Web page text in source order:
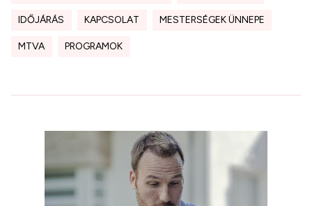
IDŐJÁRÁS KAPCSOLAT MESTERSÉGEK ÜNNEPE
MTVA PROGRAMOK